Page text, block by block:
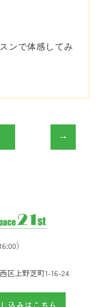
ンで体感してみ
）
区上野芝町1-16-24